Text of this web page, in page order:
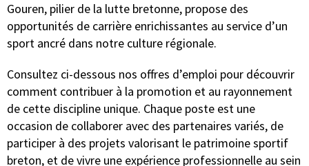
Gouren, pilier de la lutte bretonne, propose des
opportunités de carrière enrichissantes au service d’un
sport ancré dans notre culture régionale.
Consultez ci-dessous nos offres d’emploi pour découvrir
comment contribuer à la promotion et au rayonnement
de cette discipline unique. Chaque poste est une
occasion de collaborer avec des partenaires variés, de
participer à des projets valorisant le patrimoine sportif
breton, et de vivre une expérience professionnelle au sein